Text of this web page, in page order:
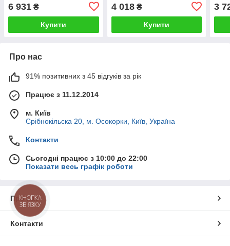
6 931 ₴
Купити
4 018₴
Купити
3
Про нас
91% позитивних з 45 відгуків за рік
Працює з 11.12.2014
м. Київ
Срібнокільска 20, м. Осокорки, Київ, Україна
Контакти
Сьогодні працює з 10:00 до 22:00
Показати весь графік роботи
Про нас
Контакти
КНОПКА
ЗВ'ЯЗКУ